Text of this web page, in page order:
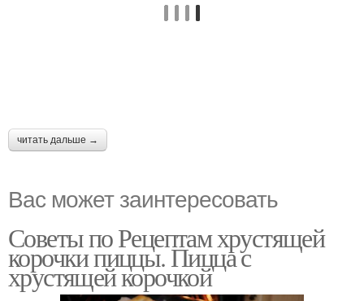
читать дальше →
Вас может заинтересовать
Советы по Рецептам хрустящей
корочки пиццы. Пицца с
хрустящей корочкой